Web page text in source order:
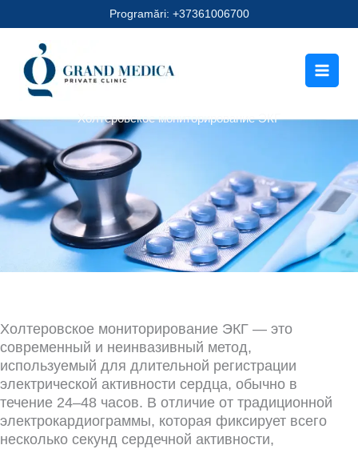
к
содержимому
Programări: +37361006700
Холтеровское мониторирование ЭКГ
Холтеровское мониторирование ЭКГ — это
современный и неинвазивный метод,
используемый для длительной регистрации
электрической активности сердца, обычно в
течение 24–48 часов. В отличие от традиционной
электрокардиограммы, которая фиксирует всего
несколько секунд сердечной активности,